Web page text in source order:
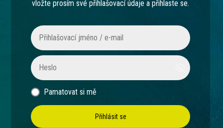
vložte prosím své přihlašovací údaje a přihlaste se.
Pamatovat si mě
Přihlásit se